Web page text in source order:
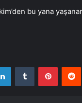
bu yana
LinkedInTumblr Pinterest